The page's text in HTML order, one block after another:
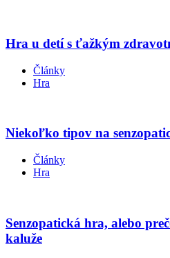
Hra u detí s ťažkým
Články
Hra
Niekoľko tipov na
Články
Hra
Senzopatická hra, alebo
kaluže